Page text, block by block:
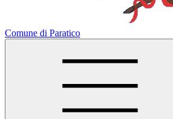
Comune di Paratico